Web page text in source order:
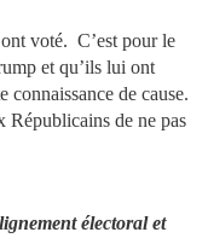
voté. C’est pour le
et qu’ils lui ont
de cause.
Républicains de ne pas
électoral et